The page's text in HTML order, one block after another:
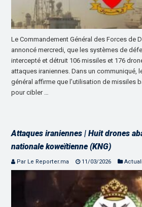
Le Commandement Général des Forces de
annoncé mercredi, que les systèmes de
intercepté et détruit 106 missiles et 176
attaques iraniennes. Dans un communiqué,
général affirme que l’utilisation de missiles
pour cibler …
Attaques iraniennes | Huit drones
nationale koweïtienne (KNG)
Par Le Reporter.ma 11/03/2026